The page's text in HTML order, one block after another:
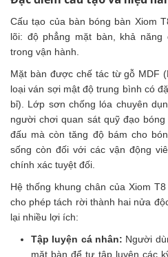
Cấu tạo của bàn bóng bàn Xiom
lõi: độ phẳng mặt bàn, khả
trong vận hành.
Mặt bàn được chế tác từ gỗ MDF
loại ván sợi mật độ trung bình có
bỉ). Lớp sơn chống lóa chuyên
người chơi quan sát quỹ đạo
đấu mà còn tăng độ bám cho
sống còn đối với các vận động
chính xác tuyệt đối.
Hệ thống khung chân của Xiom
cho phép tách rời thành hai nửa
lại nhiều lợi ích:
Tập luyện cá nhân: Người
mặt bàn để tự tập luyện các